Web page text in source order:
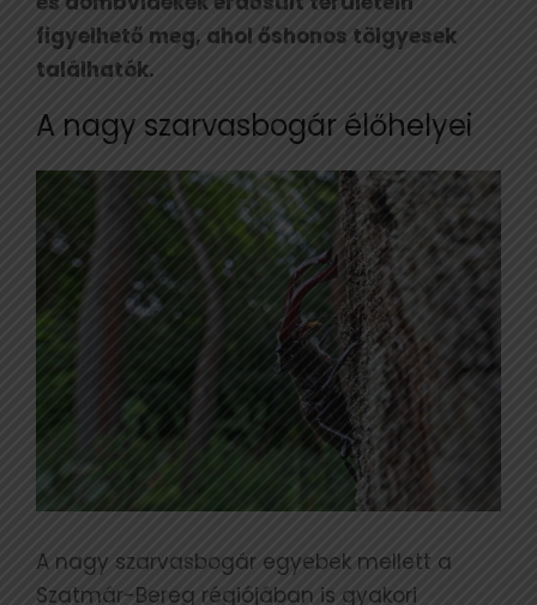
figyelhető meg, ahol őshonos tölgyesek
találhatók.
A nagy szarvasbogár élőhelyei
A nagy szarvasbogár egyebek mellett a
Szatmár-Bereg régiójában is gyakori